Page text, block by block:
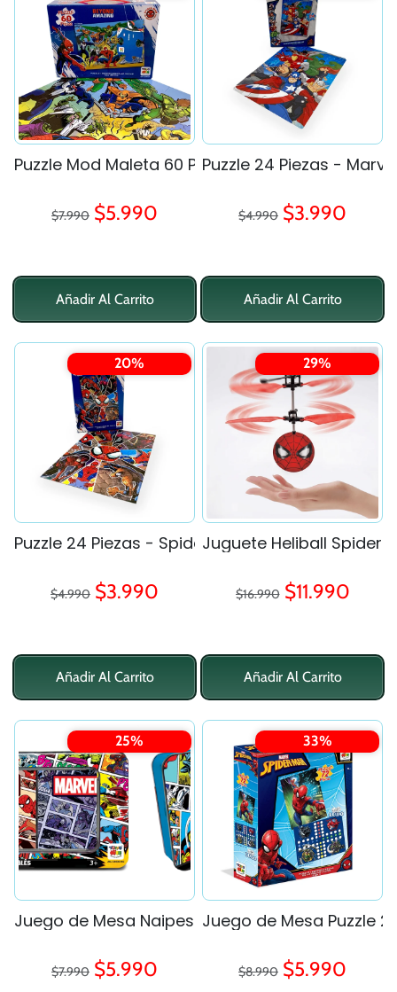
Puzzle Mod Maleta 60 Piezas - Spiderman
Precio regular
$7.990 Precio de oferta
$5.990
Añadir Al Carrito
Puzzle 24 Piezas -
Precio regular
$4.990 Precio de
$3.990
Añadir Al Carrito
20%
Puzzle 24 Piezas - Spiderman
Precio regular
$4.990 Precio de oferta
$3.990
Añadir Al Carrito
29%
Juguete Heliball
Precio regular
$16.990 Precio de
$11.990
Añadir Al Carrito
25%
Juego de Mesa Naipes Ingles Caja - Marvel
Precio regular
$7.990 Precio de oferta
$5.990
33%
Juego de Mesa Puzzle
Precio regular
$8.990 Precio de
$5.990